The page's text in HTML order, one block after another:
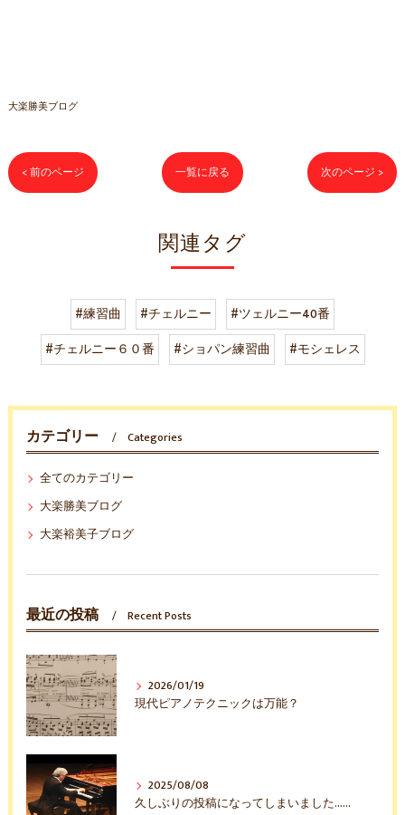
大楽勝美ブログ
< 前のページ 一覧に戻る 次のページ >
関連タグ
#練習曲 #チェルニー
#ツェルニー40番
#チェルニー６０番
#ショパン練習曲 #モシェレス
カテゴリー Categories
全てのカテゴリー
大楽勝美ブログ
大楽裕美子ブログ
最近の投稿 Recent Posts
2026/01/19
現代ピアノテクニックは万能？
2025/08/08
久しぶりの投稿になってしまいました……